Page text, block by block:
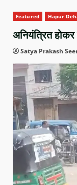
Featured Hapur
अनियंत्रित
Satya Prakash